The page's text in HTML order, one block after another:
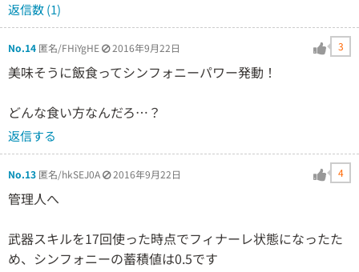
返信数 (1)
No.14 匿名/FHiYgHE 2016年9月22日 3
美味そうに飯食ってシンフォニーパワー発動！
どんな食い方なんだろ…？
返信する
No.13 匿名/hkSEJ0A 2016年9月22日 4
管理人へ
武器スキルを17回使った時点でフィナーレ状態になったた
め、シンフォニーの蓄積値は0.5です